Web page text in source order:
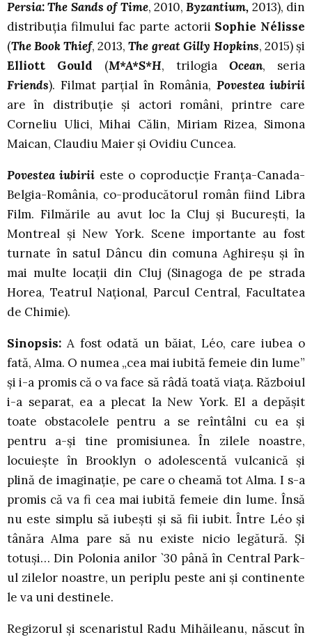
Persia: The Sands of Time, 2010,Byzantium, 2013), din
distribuția filmului fac parte actorii Sophie Nélisse
(The Book Thief, 2013, The great Gilly Hopkins, 2015) și
Elliott Gould (M*A*S*H, trilogia Ocean, seria
Friends). Filmat parțial în România, Povestea iubirii
are în distribuție și actori români, printre care
Corneliu Ulici, Mihai Călin, Miriam Rizea, Simona
Maican, Claudiu Maier și Ovidiu Cuncea.
Povestea iubirii este o coproducție Franța-Canada-
Belgia-România, co-producătorul român fiind Libra
Film. Filmările au avut loc la Cluj și București, la
Montreal și New York. Scene importante au fost
turnate în satul Dâncu din comuna Aghireșu și în
mai multe locații din Cluj (Sinagoga de pe strada
Horea, Teatrul Național, Parcul Central, Facultatea
de Chimie).
Sinopsis: A fost odată un băiat, Léo, care iubea o
fată, Alma. O numea „cea mai iubită femeie din lume”
și i-a promis că o va face să râdă toată viața. Războiul
i-a separat, ea a plecat la New York. El a depășit
toate obstacolele pentru a se reîntâlni cu ea și
pentru a-și tine promisiunea. În zilele noastre,
locuiește în Brooklyn o adolescentă vulcanică și
plină de imaginație, pe care o cheamă tot Alma. I s-a
promis că va fi cea mai iubită femeie din lume. Însă
nu este simplu să iubești și să fii iubit. Între Léo și
tânăra Alma pare să nu existe nicio legătură. Și
totuși… Din Polonia anilor `30 până în Central Park-
ul zilelor noastre, un periplu peste ani și continente
le va uni destinele.
Regizorul și scenaristul Radu Mihăileanu, născut în